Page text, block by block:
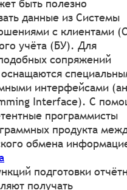
быть полезно
данные из Системы
с клиентами
учёта (БУ). Для
сопряжений
интерфейсами
Interface). С
программисты
продукта
обмена
подготовки
получать